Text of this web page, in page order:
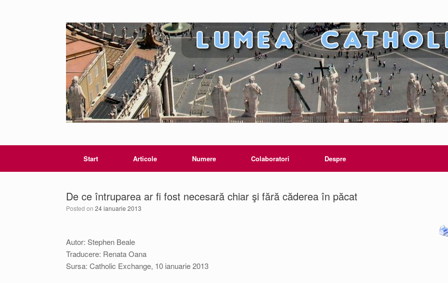
Start Articole Numere Colaboratori Despre
De ce întruparea ar fi fost necesară chiar şi fără căderea în păcat
Posted on 24 ianuarie 2013
Autor: Stephen Beale
Traducere: Renata Oana
Sursa: Catholic Exchange, 10 ianuarie 2013